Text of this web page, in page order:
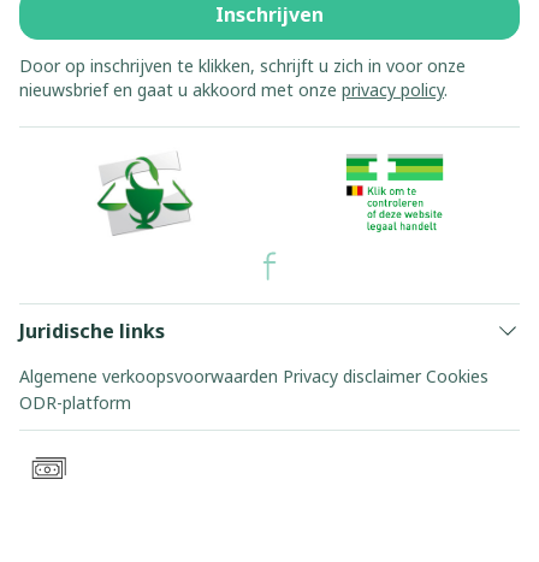
Inschrijven
Door op inschrijven te klikken, schrijft u zich in voor onze
nieuwsbrief en gaat u akkoord met onze privacy policy.
Juridische links
Algemene verkoopsvoorwaarden Privacy disclaimer Cookies
ODR-platform